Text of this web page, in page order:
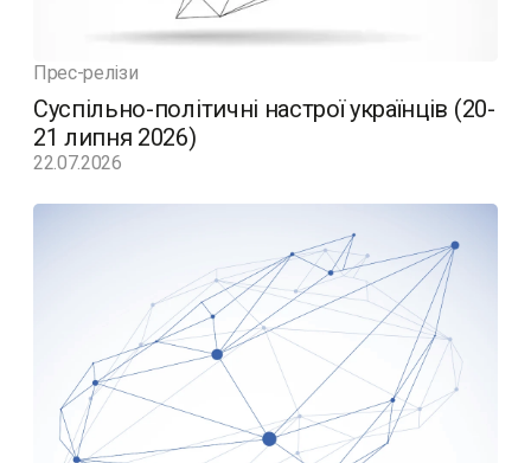
Прес-релізи
Суспільно-політичні настрої українців (20-
21 липня 2026)
22.07.2026